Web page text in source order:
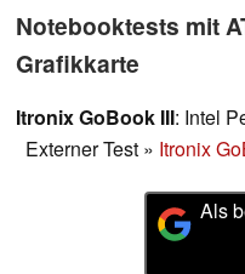
Notebooktests mit
Grafikkarte
Itronix GoBook III: Intel
Externer Test » Itronix
Als